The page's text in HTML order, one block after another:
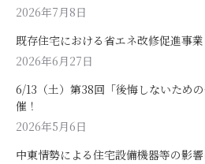
2026年7月8日
既存住宅における省エネ改修促進事業
2026年6月27日
6/13（土）第38回「後悔しないため
催！
2026年5月6日
中東情勢による住宅設備機器等の影